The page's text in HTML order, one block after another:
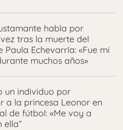
habla por
tras la muerte del
Paula Echevarría: «Fue mi
muchos años»
un individuo por
a la princesa Leonor en
de fútbol: «Me voy a
ella”